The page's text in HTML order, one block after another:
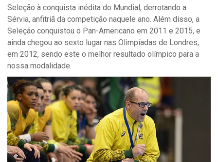
Seleção à conquista inédita do Mundial, derrotando a
Sérvia, anfitriã da competição naquele ano. Além disso, a
Seleção conquistou o Pan-Americano em 2011 e 2015, e
ainda chegou ao sexto lugar nas Olimpíadas de Londres,
em 2012, sendo este o melhor resultado olímpico para a
nossa modalidade.